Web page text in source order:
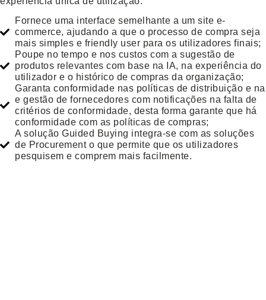
Fornece uma interface semelhante a um site e-
commerce, ajudando a que o processo de compra seja
mais simples e friendly user para os utilizadores finais;
Poupe no tempo e nos custos com a sugestão de
produtos relevantes com base na IA, na experiência do
utilizador e o histórico de compras da organização;
Garanta conformidade nas políticas de distribuição e na
e gestão de fornecedores com notificações na falta de
critérios de conformidade, desta forma garante que há
conformidade com as políticas de compras;
A solução Guided Buying integra-se com as soluções
de Procurement o que permite que os utilizadores
pesquisem e comprem mais facilmente.